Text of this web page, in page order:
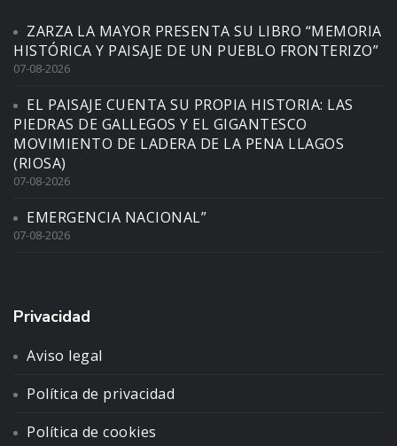
ZARZA LA MAYOR PRESENTA SU LIBRO “MEMORIA
HISTÓRICA Y PAISAJE DE UN PUEBLO FRONTERIZO”
07-08-2026
EL PAISAJE CUENTA SU PROPIA HISTORIA: LAS
PIEDRAS DE GALLEGOS Y EL GIGANTESCO
MOVIMIENTO DE LADERA DE LA PENA LLAGOS
(RIOSA)
07-08-2026
EMERGENCIA NACIONAL”
07-08-2026
Privacidad
Aviso legal
Política de privacidad
Política de cookies